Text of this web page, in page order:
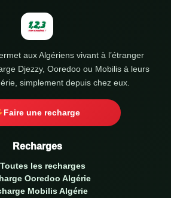
aux Algériens vivant à l’étranger
Djezzy, Ooredoo ou Mobilis à leurs
simplement depuis chez eux.
Faire une recharge
Recharges
Toutes les recharges
Ooredoo Algérie
Mobilis Algérie